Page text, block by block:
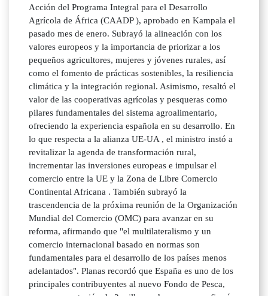
Acción del Programa Integral para el Desarrollo
Agrícola de África (CAADP ), aprobado en Kampala el
pasado mes de enero. Subrayó la alineación con los
valores europeos y la importancia de priorizar a los
pequeños agricultores, mujeres y jóvenes rurales, así
como el fomento de prácticas sostenibles, la resiliencia
climática y la integración regional. Asimismo, resaltó el
valor de las cooperativas agrícolas y pesqueras como
pilares fundamentales del sistema agroalimentario,
ofreciendo la experiencia española en su desarrollo. En
lo que respecta a la alianza UE-UA , el ministro instó a
revitalizar la agenda de transformación rural,
incrementar las inversiones europeas e impulsar el
comercio entre la UE y la Zona de Libre Comercio
Continental Africana . También subrayó la
trascendencia de la próxima reunión de la Organización
Mundial del Comercio (OMC) para avanzar en su
reforma, afirmando que "el multilateralismo y un
comercio internacional basado en normas son
fundamentales para el desarrollo de los países menos
adelantados". Planas recordó que España es uno de los
principales contribuyentes al nuevo Fondo de Pesca,